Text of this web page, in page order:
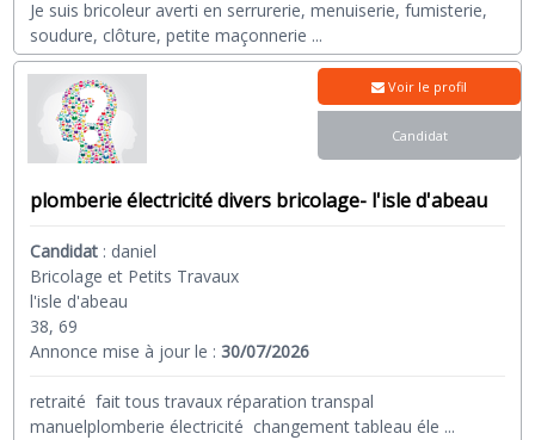
Je suis bricoleur averti en serrurerie, menuiserie, fumisterie,
soudure, clôture, petite maçonnerie ...
plomberie électricité divers bricolage- l'isle d'abeau
Candidat : daniel
Bricolage et Petits Travaux
l'isle d'abeau
38, 69
Annonce mise à jour le :30/07/2026
retraité fait tous travaux réparation transpal
manuelplomberie électricité changement tableau éle ...
Voir le profil
Candidat